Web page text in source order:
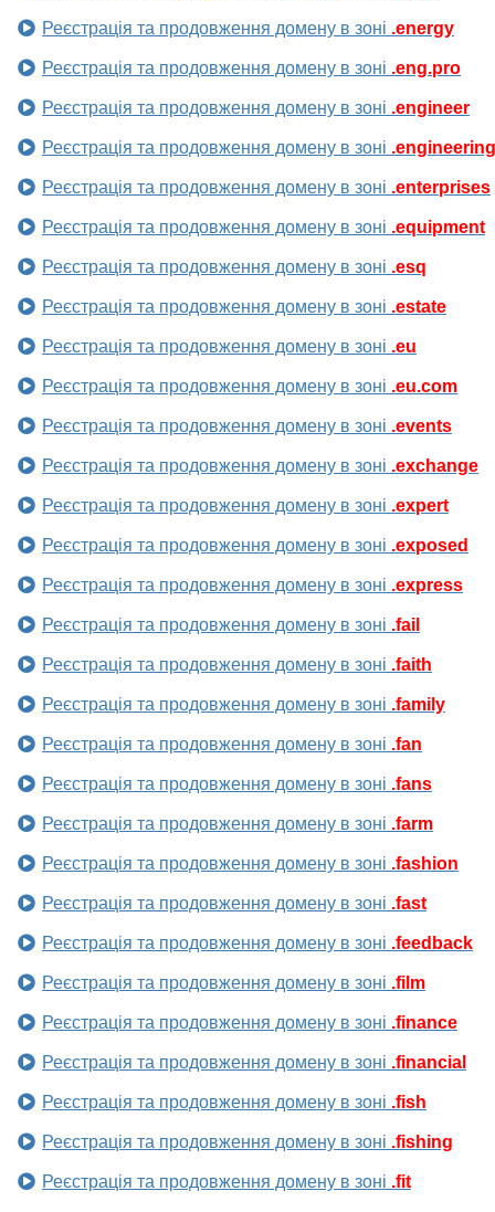
Реєстрація та продовження домену в зоні .energy
Реєстрація та продовження домену в зоні .eng.pro
Реєстрація та продовження домену в зоні .engineer
Реєстрація та продовження домену в зоні .engineering
Реєстрація та продовження домену в зоні .enterprises
Реєстрація та продовження домену в зоні .equipment
Реєстрація та продовження домену в зоні .esq
Реєстрація та продовження домену в зоні .estate
Реєстрація та продовження домену в зоні .eu
Реєстрація та продовження домену в зоні .eu.com
Реєстрація та продовження домену в зоні .events
Реєстрація та продовження домену в зоні .exchange
Реєстрація та продовження домену в зоні .expert
Реєстрація та продовження домену в зоні .exposed
Реєстрація та продовження домену в зоні .express
Реєстрація та продовження домену в зоні .fail
Реєстрація та продовження домену в зоні .faith
Реєстрація та продовження домену в зоні .family
Реєстрація та продовження домену в зоні .fan
Реєстрація та продовження домену в зоні .fans
Реєстрація та продовження домену в зоні .farm
Реєстрація та продовження домену в зоні .fashion
Реєстрація та продовження домену в зоні .fast
Реєстрація та продовження домену в зоні .feedback
Реєстрація та продовження домену в зоні .film
Реєстрація та продовження домену в зоні .finance
Реєстрація та продовження домену в зоні .financial
Реєстрація та продовження домену в зоні .fish
Реєстрація та продовження домену в зоні .fishing
Реєстрація та продовження домену в зоні .fit